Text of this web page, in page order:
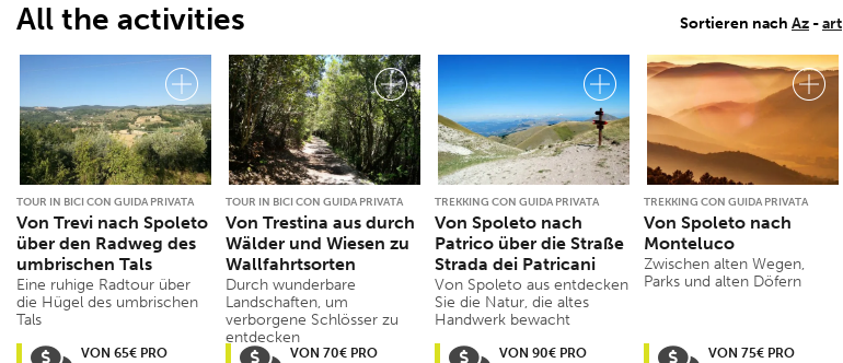
Sortieren nach Az -art
All the activities
TOUR IN BICI CON GUIDA PRIVATA
Von Trevi nach Spoleto
über den Radweg des
umbrischen Tals
Eine ruhige Radtour über
die Hügel des umbrischen
Tals
VON 65€ PRO
TOUR IN BICI CON GUIDA PRIVATA
Von Trestina aus durch
Wälder und Wiesen zu
Wallfahrtsorten
Durch wunderbare
Landschaften, um
verborgene Schlösser zu
entdecken
VON 70€ PRO
TREKKING CON GUIDA PRIVATA
Von Spoleto nach
Patrico über die Straße
Strada dei Patricani
Von Spoleto aus entdecken
Sie die Natur, die altes
Handwerk bewacht
VON 90€ PRO
TREKKING CON GUIDA PRIVATA
Von Spoleto nach
Monteluco
Zwischen alten Wegen,
Parks und alten Döfern
VON 75€ PRO